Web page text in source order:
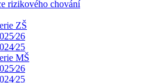
rizikového chování
ZŠ
MŠ